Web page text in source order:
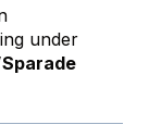
under